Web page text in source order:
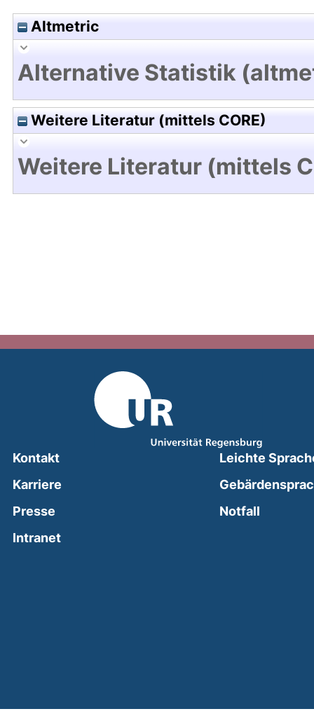
Altmetric
Alternative Statistik
Weitere Literatur (mittels CORE)
Weitere Literatur (mittels
Kontakt
Karriere
Presse
Intranet(external link, opens in a new window)
Leichte
Notfall